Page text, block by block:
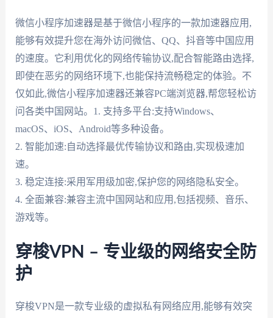
微信小程序加速器是基于微信小程序的一款加速器应用,
能够有效提升您在海外访问微信、QQ、抖音等中国应用
的速度。它利用优化的网络传输协议,配合智能路由选择,
即使在恶劣的网络环境下,也能保持流畅稳定的体验。不
仅如此,微信小程序加速器还兼容PC端浏览器,帮您轻松访
问各类中国网站。1. 支持多平台:支持Windows、
macOS、iOS、Android等多种设备。
2. 智能加速:自动选择最优传输协议和路由,实现极速加
速。
3. 稳定连接:采用军用级加密,保护您的网络隐私安全。
4. 全面兼容:兼容主流中国网站和应用,包括视频、音乐、
游戏等。
穿梭VPN – 专业级的网络安全防
护
穿梭VPN是一款专业级的虚拟私有网络应用,能够有效突